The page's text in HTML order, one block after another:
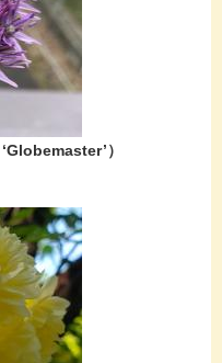
‘Globemaster’）